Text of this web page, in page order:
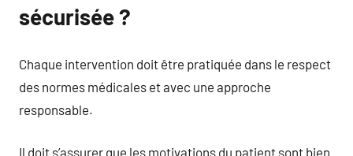
sécurisée ?
Chaque intervention doit être pratiquée dans le respect
des normes médicales et avec une approche
responsable.
Il doit s’assurer que les motivations du patient sont bien